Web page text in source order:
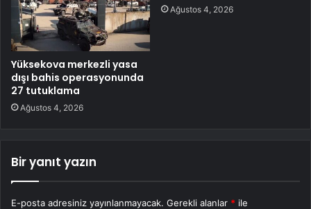
Yüksekova merkezli yasa
dışı bahis operasyonunda
27 tutuklama
Ağustos 4, 2026
Ağustos 4, 2026
Bir yanıt yazın
E-posta adresiniz yayınlanmayacak. Gerekli alanlar * ile